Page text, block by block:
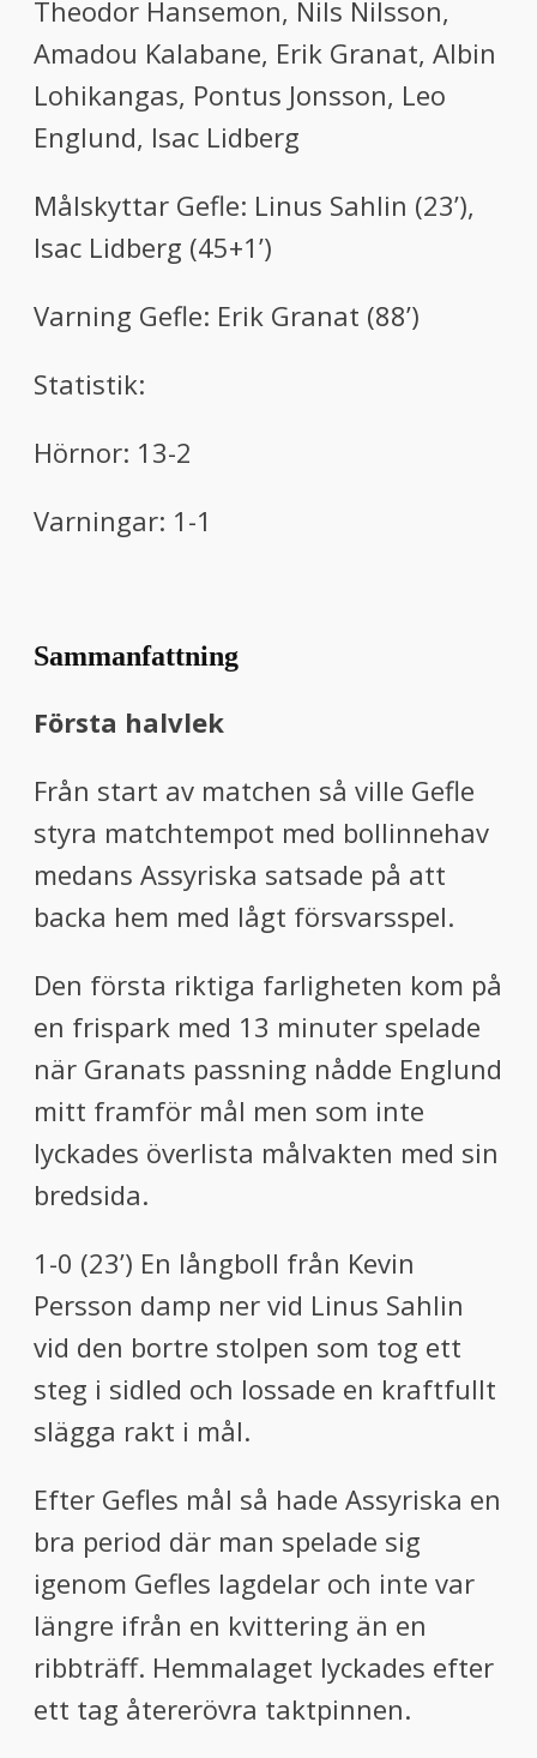
Theodor Hansemon, Nils Nilsson,
Amadou Kalabane, Erik Granat, Albin
Lohikangas, Pontus Jonsson, Leo
Englund, Isac Lidberg
Målskyttar Gefle: Linus Sahlin (23’),
Isac Lidberg (45+1’)
Varning Gefle: Erik Granat (88’)
Statistik:
Hörnor: 13-2
Varningar: 1-1
Sammanfattning
Första halvlek
Från start av matchen så ville Gefle
styra matchtempot med bollinnehav
medans Assyriska satsade på att
backa hem med lågt försvarsspel.
Den första riktiga farligheten kom på
en frispark med 13 minuter spelade
när Granats passning nådde Englund
mitt framför mål men som inte
lyckades överlista målvakten med sin
bredsida.
1-0 (23’) En långboll från Kevin
Persson damp ner vid Linus Sahlin
vid den bortre stolpen som tog ett
steg i sidled och lossade en kraftfullt
slägga rakt i mål.
Efter Gefles mål så hade Assyriska en
bra period där man spelade sig
igenom Gefles lagdelar och inte var
längre ifrån en kvittering än en
ribbträff. Hemmalaget lyckades efter
ett tag återerövra taktpinnen.